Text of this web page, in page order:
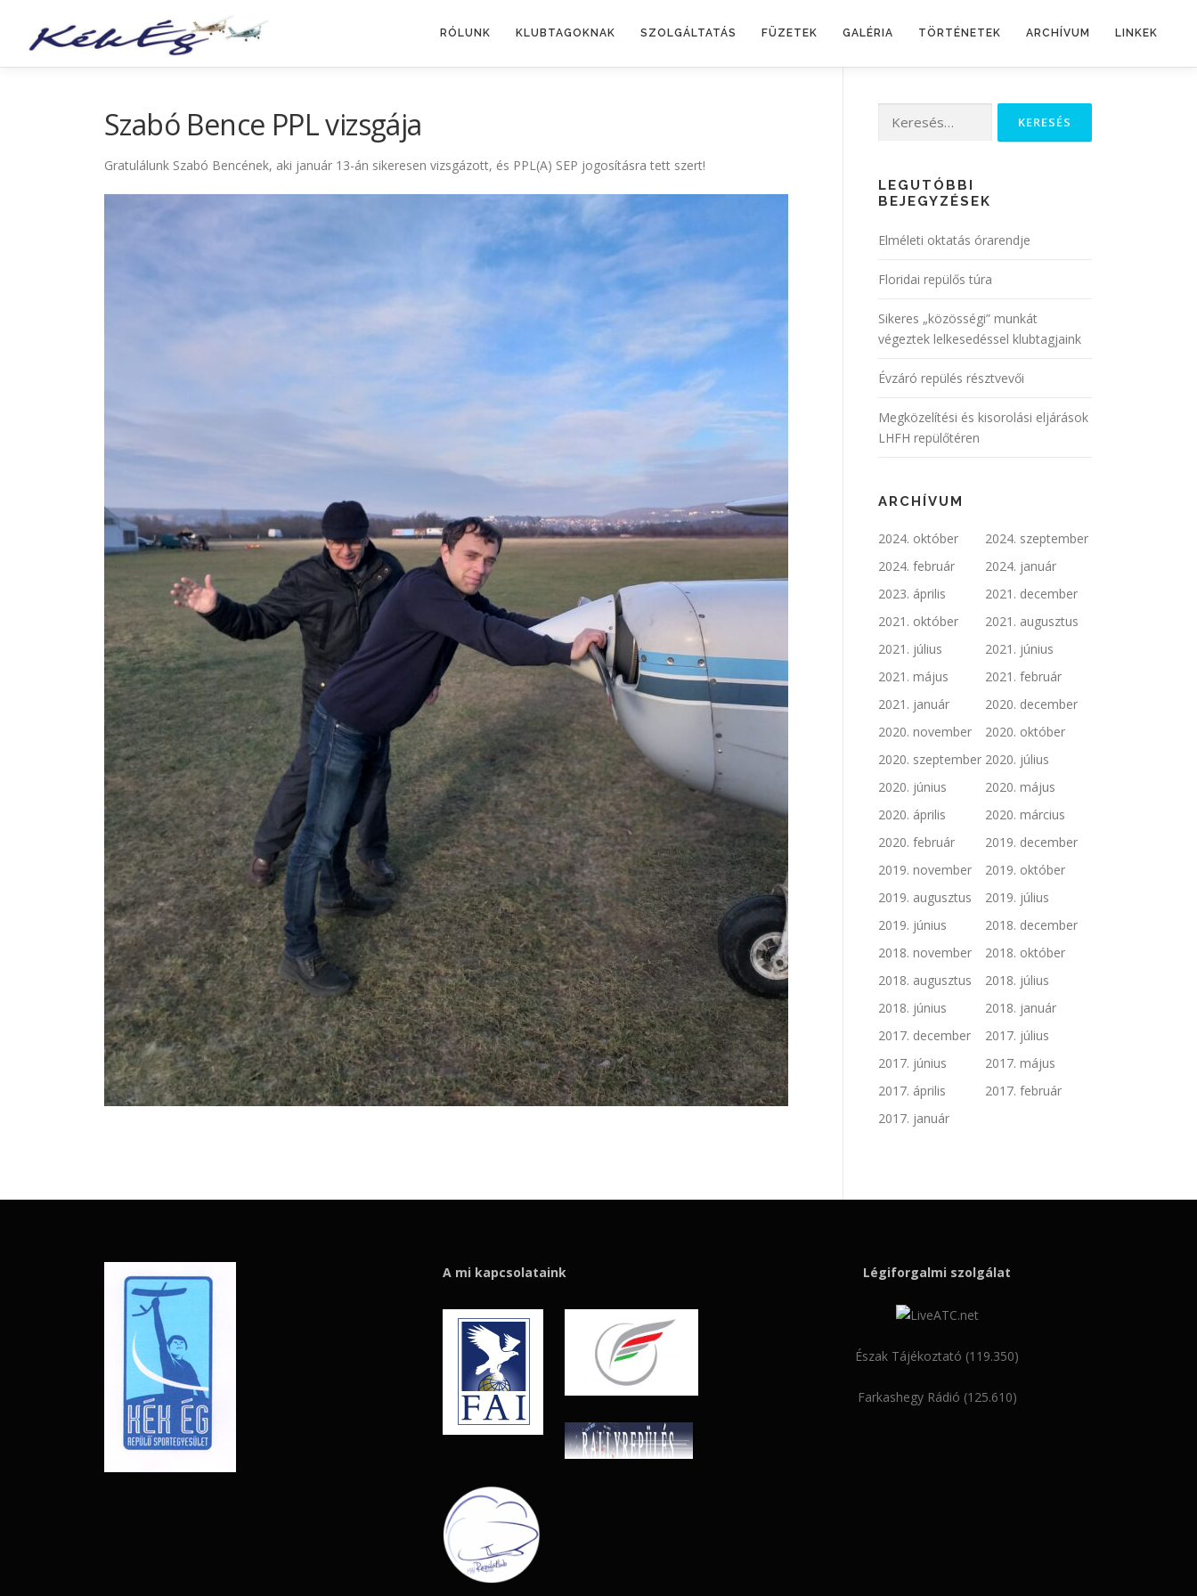
RÓLUNK KLUBTAGOKNAK SZOLGÁLTATÁS FÜZETEK GALÉRIA TÖRTÉNETEK ARCHÍVUM LINKEK
Szabó Bence PPL vizsgája
Gratulálunk Szabó Bencének, aki január 13-án sikeresen vizsgázott, és PPL(A) SEP jogosításra tett szert!
LEGUTÓBBI
BEJEGYZÉSEK
Elméleti oktatás órarendje
Floridai repülős túra
Sikeres „közösségi” munkát
végeztek lelkesedéssel klubtagjaink
Évzáró repülés résztvevői
Megközelítési és kisorolási eljárások
LHFH repülőtéren
ARCHÍVUM
2024. október
2024. szeptember
2024. február
2024. január
2023. április
2021. december
2021. október
2021. augusztus
2021. július
2021. június
2021. május
2021. február
2021. január
2020. december
2020. november
2020. október
2020. szeptember 2020. július
2020. június
2020. május
2020. április
2020. március
2020. február
2019. december
2019. november
2019. október
2019. augusztus
2019. július
2019. június
2018. december
2018. november
2018. október
2018. augusztus
2018. július
2018. június
2018. január
2017. december
2017. július
2017. június
2017. május
2017. április
2017. február
2017. január
A mi kapcsolataink Légiforgalmi szolgálat
Észak Tájékoztató (119.350)
Farkashegy Rádió (125.610)